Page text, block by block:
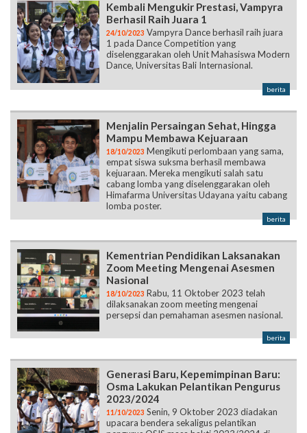
Kembali Mengukir Prestasi, Vampyra
Berhasil Raih Juara 1
24/10/2023 Vampyra Dance berhasil raih juara
1 pada Dance Competition yang
diselenggarakan oleh Unit Mahasiswa Modern
Dance, Universitas Bali Internasional.
berita
Menjalin Persaingan Sehat, Hingga
Mampu Membawa Kejuaraan
18/10/2023 Mengikuti perlombaan yang sama,
empat siswa suksma berhasil membawa
kejuaraan. Mereka mengikuti salah satu
cabang lomba yang diselenggarakan oleh
Himafarma Universitas Udayana yaitu cabang
lomba poster.
berita
Kementrian Pendidikan Laksanakan
Zoom Meeting Mengenai Asesmen
Nasional
18/10/2023 Rabu, 11 Oktober 2023 telah
dilaksanakan zoom meeting mengenai
persepsi dan pemahaman asesmen nasional.
berita
Generasi Baru, Kepemimpinan Baru:
Osma Lakukan Pelantikan Pengurus
2023/2024
11/10/2023 Senin, 9 Oktober 2023 diadakan
upacara bendera sekaligus pelantikan